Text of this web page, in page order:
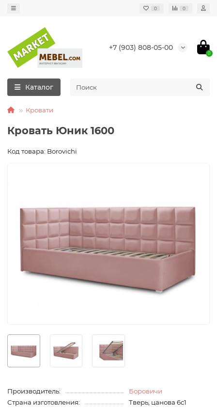
0 0
+7 (903) 808-05-00
0
Каталог
Кровати
Кровать Юник 1600
Код товара: Borovichi
Производитель:
Боровичи
Страна изготовления:
Тверь, цанова 6с1